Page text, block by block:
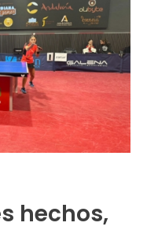
hechos,